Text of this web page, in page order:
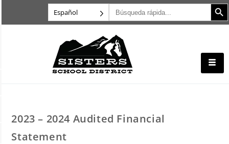
Español Buscar: Botón
2023 – 2024 Audited Financial
Statement